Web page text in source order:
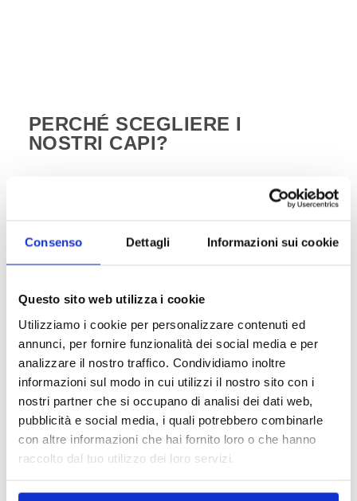
Consenso Dettagli Informazioni sui cookie
Questo sito web utilizza i cookie
Utilizziamo i cookie per personalizzare contenuti ed
annunci, per fornire funzionalità dei social media e per
analizzare il nostro traffico. Condividiamo inoltre
informazioni sul modo in cui utilizzi il nostro sito con i
nostri partner che si occupano di analisi dei dati web,
pubblicità e social media, i quali potrebbero combinarle
con altre informazioni che hai fornito loro o che hanno
raccolto dal tuo utilizzo dei loro servizi.
PERCHÉ SCEGLIERE I
NOSTRI CAPI?
La qualità è un aspetto fondamentale in ogni
momento, dall’idea iniziale al prodotto finale. I
competitivo qualità prezzo e sono frutto di
un’attenta ricerca sui tessuti e sui dettagli che
vengono presentati nei punti vendita con estrema
cura per preservarne l’unicità e il
valore. Garantiamo che la nostra collezione vi
piacerà e durerà il tempo necessario per farvi
innamorare!
Amelia, con il proposito di offrire proposte sempre
valide e attuali, offre un’ampia gamma di prodotti
con più di 600 style diversi a stagione. Per noi
modo di sentirsi donna attraverso semplicità,